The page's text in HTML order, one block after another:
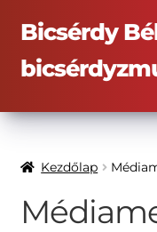
Ugrás
a
navigációhoz
Kilépés
a
tartalomba
Bicsérdy
Kezdőlap